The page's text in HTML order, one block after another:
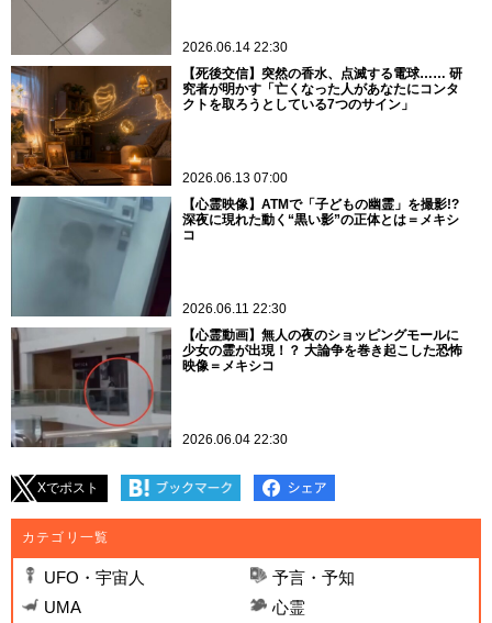
2026.06.14 22:30
【死後交信】突然の香水、点滅する電球…… 研
究者が明かす「亡くなった人があなたにコンタ
クトを取ろうとしている7つのサイン」
2026.06.13 07:00
【心霊映像】ATMで「子どもの幽霊」を撮影!?
深夜に現れた動く“黒い影”の正体とは＝メキシ
コ
2026.06.11 22:30
【心霊動画】無人の夜のショッピングモールに
少女の霊が出現！？ 大論争を巻き起こした恐怖
映像＝メキシコ
2026.06.04 22:30
Xでポスト
カテゴリ一覧
UFO・宇宙人
予言・予知
UMA
心霊